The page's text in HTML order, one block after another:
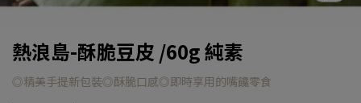
熱浪島-酥脆豆皮 /60g 純素
◎精美手提新包裝◎酥脆口感◎即時享用的嘴饞零食